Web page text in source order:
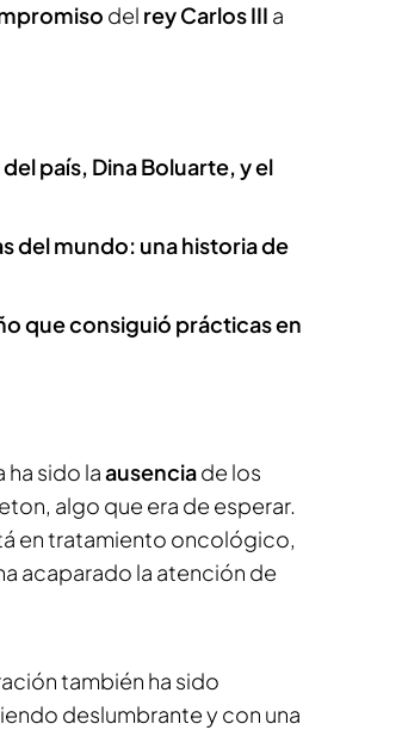
del rey Carlos III a
país, Dina Boluarte, y el
del mundo: una historia de
que consiguió prácticas en
ha sido laausenciade los
algo que era de esperar.
en tratamiento oncológico,
acaparado la atención de
también ha sido
deslumbrante y con una